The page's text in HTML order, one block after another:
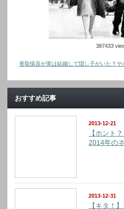
387433
香取慎吾が実は結婚して隠し子がいた？ヤ
おすすめ記事
2013-12-21
【ホント
2014年の
2013-12-31
【キタ！